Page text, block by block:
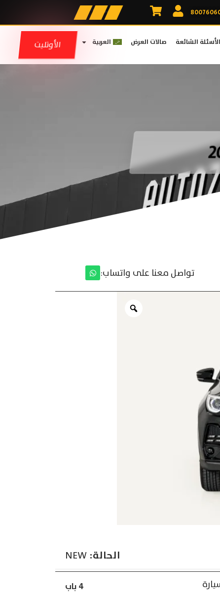
الأسئلة الشائعة صالات العرض العربية الأوتليت
تواصل معنا على واتساب:
الحالة:NEW
4 باب